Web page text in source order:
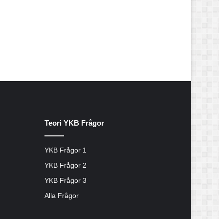
Teori YKB Frågor
YKB Frågor 1
YKB Frågor 2
YKB Frågor 3
Alla Frågor